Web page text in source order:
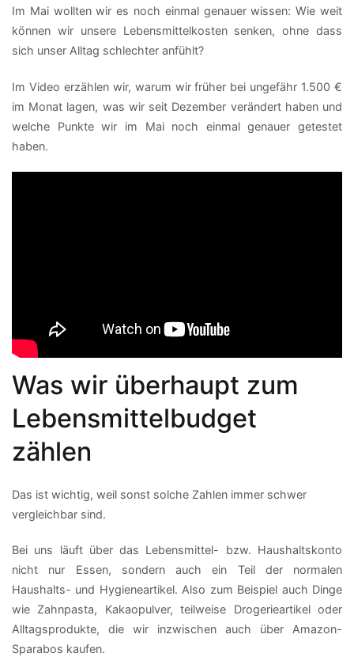
Im Mai wollten wir es noch einmal genauer wissen: Wie weit
können wir unsere Lebensmittelkosten senken, ohne dass
sich unser Alltag schlechter anfühlt?
Im Video erzählen wir, warum wir früher bei ungefähr 1.500 €
im Monat lagen, was wir seit Dezember verändert haben und
welche Punkte wir im Mai noch einmal genauer getestet
haben.
Was wir überhaupt zum
Lebensmittelbudget
zählen
Das ist wichtig, weil sonst solche Zahlen immer schwer
vergleichbar sind.
Bei uns läuft über das Lebensmittel- bzw. Haushaltskonto
nicht nur Essen, sondern auch ein Teil der normalen
Haushalts- und Hygieneartikel. Also zum Beispiel auch Dinge
wie Zahnpasta, Kakaopulver, teilweise Drogerieartikel oder
Alltagsprodukte, die wir inzwischen auch über Amazon-
Sparabos kaufen.